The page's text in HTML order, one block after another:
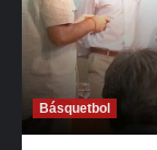
Básquetbol